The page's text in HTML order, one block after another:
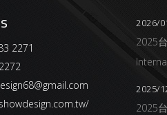
2271
2026/
2025
2025/
2025